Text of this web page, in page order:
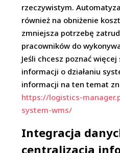
rzeczywistym.
również na obniżenie
zmniejsza potrzebę
pracowników do
Jeśli chcesz poznać więcej
informacji o działaniu
informacji na ten temat
https://logistics-
system-wms/
Integracja
centralizacja